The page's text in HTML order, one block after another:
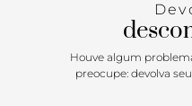
pedem destaque nos pés!
Houve algum
preocupe: devolva